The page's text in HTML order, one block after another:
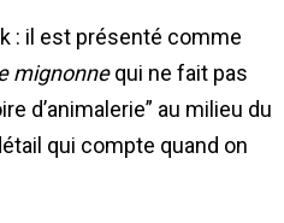
: il est présenté comme
mignonnequi ne fait pas
d’animalerie” au milieu du
qui compte quand on